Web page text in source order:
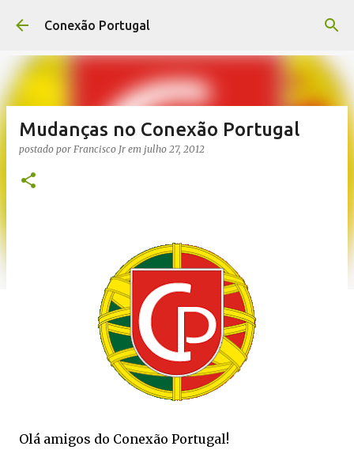
Pular para o conteúdo principal
Conexão Portugal
Mudanças no Conexão Portugal
postado por Francisco Jr em julho 27, 2012
Olá amigos do Conexão Portugal!